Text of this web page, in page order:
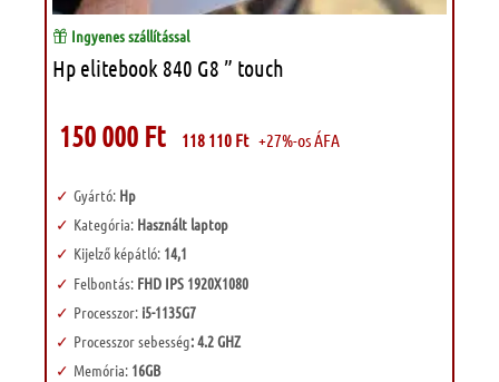
Ingyenes szállítással
Hp elitebook 840 G8 ” touch
150 000 Ft 118 110 Ft +27%-os ÁFA
Gyártó: Hp
Kategória: Használt laptop
Kijelző képátló: 14,1
Felbontás: FHD IPS 1920X1080
Processzor:i5-1135G7
Processzor sebesség: 4.2 GHZ
Memória:16GB